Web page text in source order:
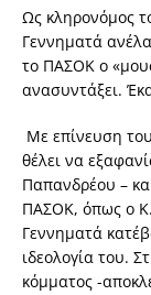
Ως κληρονόμος
Γεννηματά
το ΠΑΣΟΚ ο
ανασυντάξει.
Με επίνευση
θέλει να
Παπανδρέου –
ΠΑΣΟΚ, όπως ο Κ.
Γεννηματά
ιδεολογία του.
κόμματος -